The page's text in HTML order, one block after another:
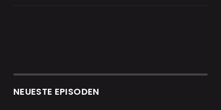
NEUESTE EPISODEN